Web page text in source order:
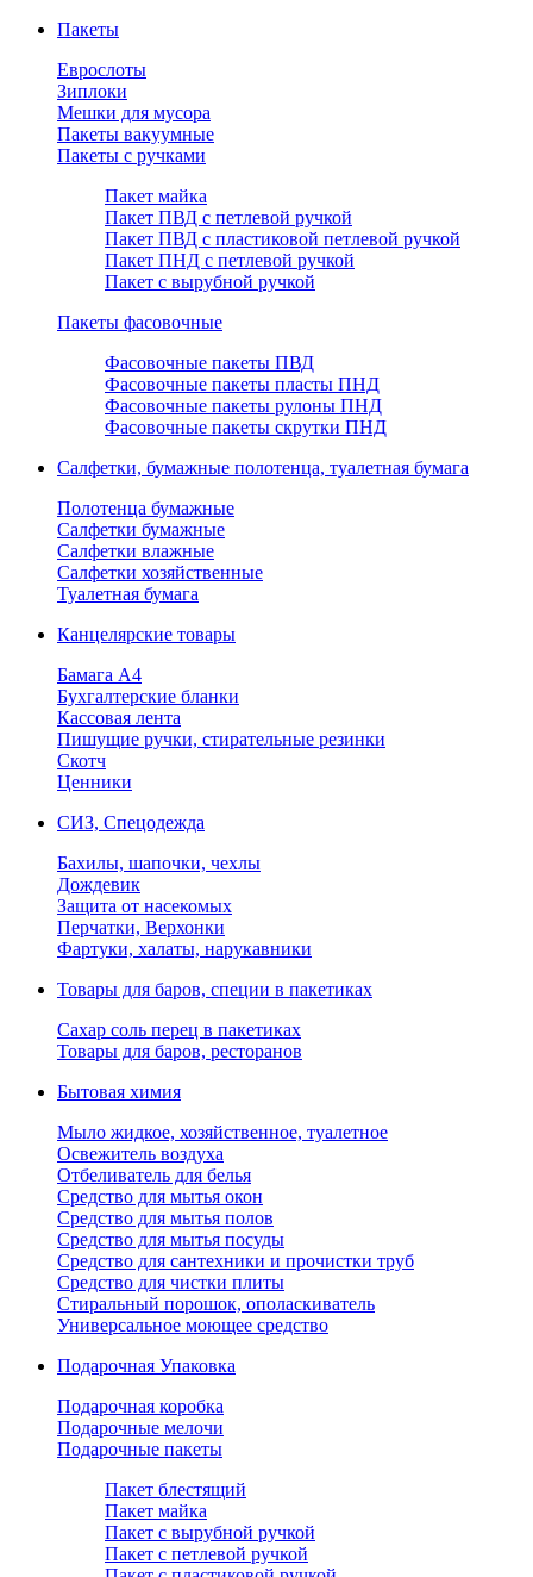
Пакеты
Еврослоты
Зиплоки
Мешки для мусора
Пакеты вакуумные
Пакеты с ручками
Пакет майка
Пакет ПВД с петлевой ручкой
Пакет ПВД с пластиковой петлевой ручкой
Пакет ПНД с петлевой ручкой
Пакет с вырубной ручкой
Пакеты фасовочные
Фасовочные пакеты ПВД
Фасовочные пакеты пласты ПНД
Фасовочные пакеты рулоны ПНД
Фасовочные пакеты скрутки ПНД
Салфетки, бумажные полотенца, туалетная бумага
Полотенца бумажные
Салфетки бумажные
Салфетки влажные
Салфетки хозяйственные
Туалетная бумага
Канцелярские товары
Бамага А4
Бухгалтерские бланки
Кассовая лента
Пишущие ручки, стирательные резинки
Скотч
Ценники
СИЗ, Спецодежда
Бахилы, шапочки, чехлы
Дождевик
Защита от насекомых
Перчатки, Верхонки
Фартуки, халаты, нарукавники
Товары для баров, специи в пакетиках
Сахар соль перец в пакетиках
Товары для баров, ресторанов
Бытовая химия
Мыло жидкое, хозяйственное, туалетное
Освежитель воздуха
Отбеливатель для белья
Средство для мытья окон
Средство для мытья полов
Средство для мытья посуды
Средство для сантехники и прочистки труб
Средство для чистки плиты
Стиральный порошок, ополаскиватель
Универсальное моющее средство
Подарочная Упаковка
Подарочная коробка
Подарочные мелочи
Подарочные пакеты
Пакет блестящий
Пакет майка
Пакет с вырубной ручкой
Пакет с петлевой ручкой